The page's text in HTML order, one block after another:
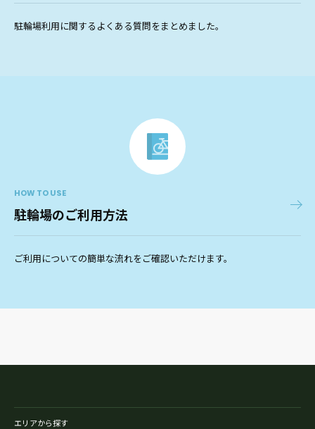
駐輪場利用に関するよくある質問をまとめました。
HOW TO USE
駐輪場のご利用方法
ご利用についての簡単な流れをご確認いただけます。
エリアから探す